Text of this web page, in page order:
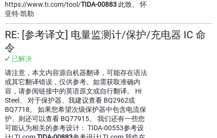
https://www.ti.com/tool/TIDA-00883 此致、 怀
亚特·凯勒
RE: [参考译文] 电量监测计/保护/充电器 IC 命
令
已解决
请注意，本文内容源自机器翻译，可能存在语法
或其它翻译错误，仅供参考。如需获取准确内
容，请参阅链接中的英语原文或自行翻译。 Hi
Steel、 对于保护器、我建议查看 BQ2962或
BQ7718。 如果您希望次级保护器中包含电流保
护、则还可以查看 BQ77915。 我们还有一些您
可能认为相关的参考设计： TIDA-00553参考设